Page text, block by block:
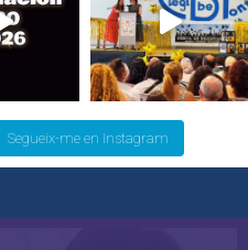
Segueix-me en Instagram